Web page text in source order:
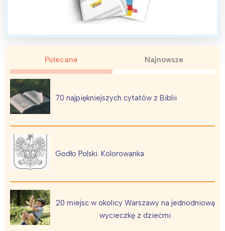
Polecane Najnowsze
70 najpiękniejszych cytatów z Biblii
Godło Polski. Kolorowanka
20 miejsc w okolicy Warszawy na jednodniową
wycieczkę z dziećmi